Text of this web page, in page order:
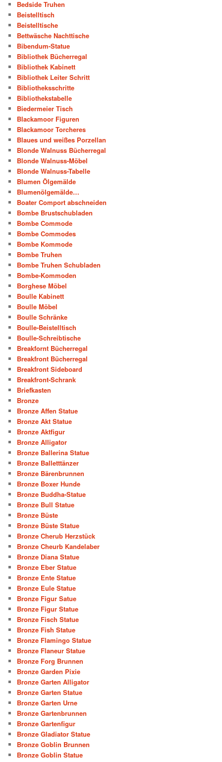
Bedside Truhen
Beistelltisch
Beistelltische
Bettwäsche Nachttische
Bibendum-Statue
Bibliothek Bücherregal
Bibliothek Kabinett
Bibliothek Leiter Schritt
Bibliotheksschritte
Bibliothekstabelle
Biedermeier Tisch
Blackamoor Figuren
Blackamoor Torcheres
Blaues und weißes Porzellan
Blonde Walnuss Bücherregal
Blonde Walnuss-Möbel
Blonde Walnuss-Tabelle
Blumen Ölgemälde
Blumenölgemälde…
Boater Comport abschneiden
Bombe Brustschubladen
Bombe Commode
Bombe Commodes
Bombe Kommode
Bombe Truhen
Bombe Truhen Schubladen
Bombe-Kommoden
Borghese Möbel
Boulle Kabinett
Boulle Möbel
Boulle Schränke
Boulle-Beistelltisch
Boulle-Schreibtische
Breakfornt Bücherregal
Breakfront Bücherregal
Breakfront Sideboard
Breakfront-Schrank
Briefkasten
Bronze
Bronze Affen Statue
Bronze Akt Statue
Bronze Aktfigur
Bronze Alligator
Bronze Ballerina Statue
Bronze Balletttänzer
Bronze Bärenbrunnen
Bronze Boxer Hunde
Bronze Buddha-Statue
Bronze Bull Statue
Bronze Büste
Bronze Büste Statue
Bronze Cherub Herzstück
Bronze Cheurb Kandelaber
Bronze Diana Statue
Bronze Eber Statue
Bronze Ente Statue
Bronze Eule Statue
Bronze Figur Satue
Bronze Figur Statue
Bronze Fisch Statue
Bronze Fish Statue
Bronze Flamingo Statue
Bronze Flaneur Statue
Bronze Forg Brunnen
Bronze Garden Pixie
Bronze Garten Alligator
Bronze Garten Statue
Bronze Garten Urne
Bronze Gartenbrunnen
Bronze Gartenfigur
Bronze Gladiator Statue
Bronze Goblin Brunnen
Bronze Goblin Statue